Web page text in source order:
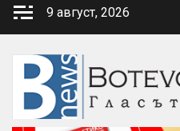
Skip
9 август, 2026